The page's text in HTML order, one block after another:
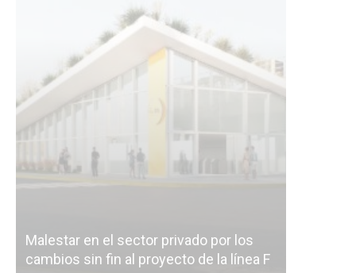
Malestar en el sector privado por los
cambios sin fin al proyecto de la línea F